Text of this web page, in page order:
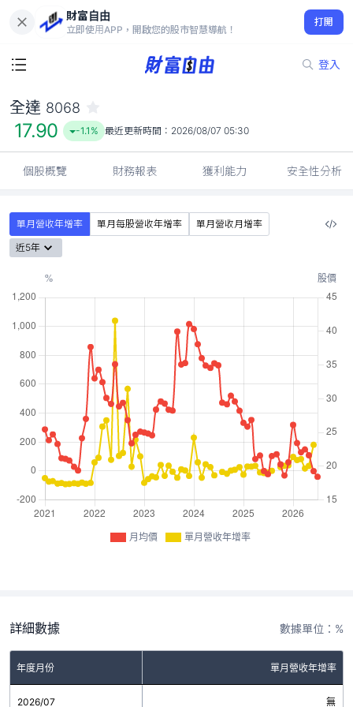
財富自由
立即使用APP，開啟您的股市智慧導航！
打開
登入
17.90
-1.1%
全達 8068
17.90 -1.1% 最近更新時間： 2026/08/07 05:30
個股概覽 財務報表 獲利能力 安全性分析
單月營收年增率 單月每股營收年增率
單月營收月增率
近5年
月均價 單月營收年增率
詳細數據 數據單位：%
年度月份 單月營收年增率
2026/07 無